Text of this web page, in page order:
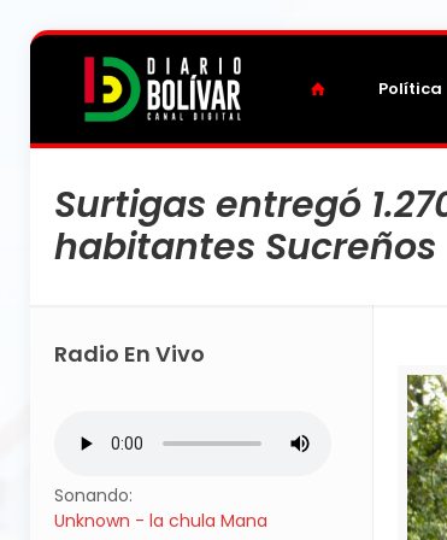
Política
Surtigas entregó
habitantes Sucreños
Radio En Vivo
Sonando:
Unknown - la chula Mana